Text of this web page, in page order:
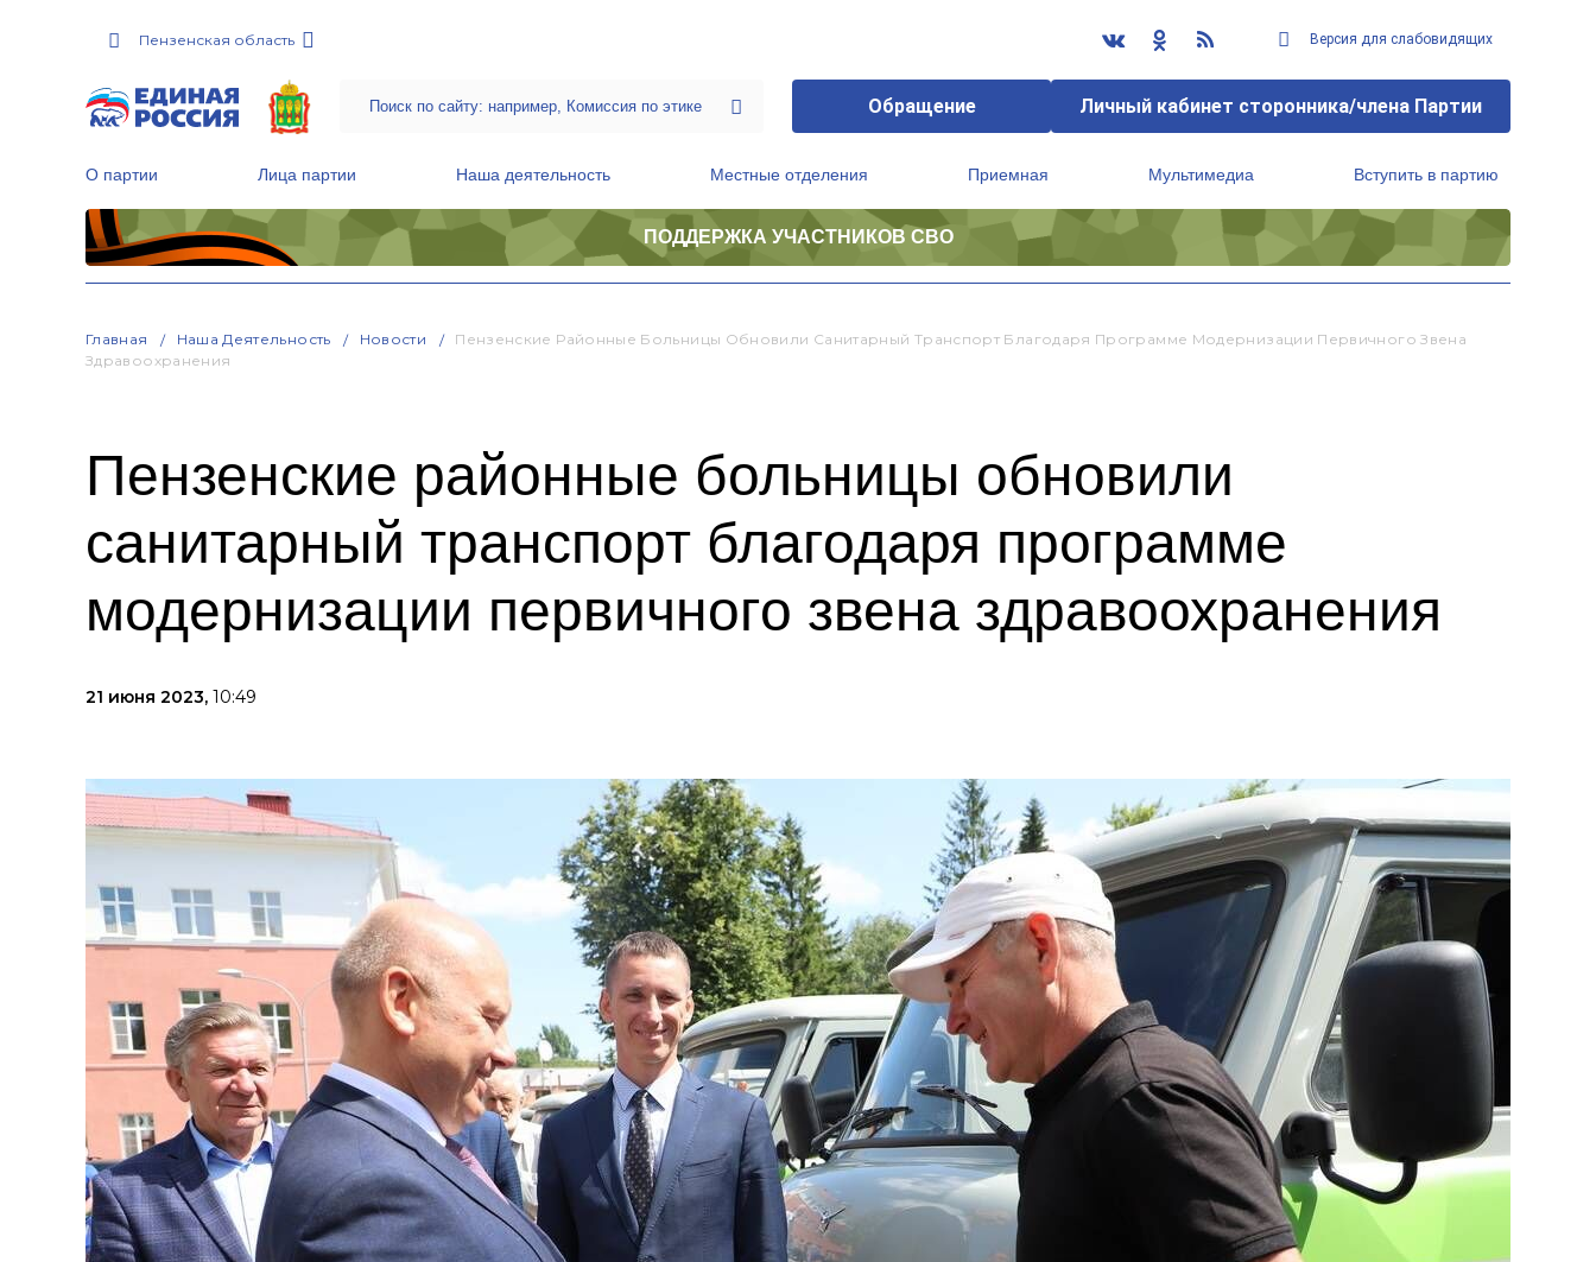
Пензенская область Версия для слабовидящих
Обращение Личный кабинет сторонника/члена Партии
О партии Лица партии Наша деятельность Местные отделения Приемная Мультимедиа Вступить в партию
ПОДДЕРЖКА УЧАСТНИКОВ СВО
Главная Наша Деятельность Новости
Пензенские Районные Больницы Обновили Санитарный Транспорт Благодаря Программе Модернизации Первичного Звена
Здравоохранения
Пензенские районные больницы обновили
санитарный транспорт благодаря программе
модернизации первичного звена здравоохранения
21 июня 2023, 10:49